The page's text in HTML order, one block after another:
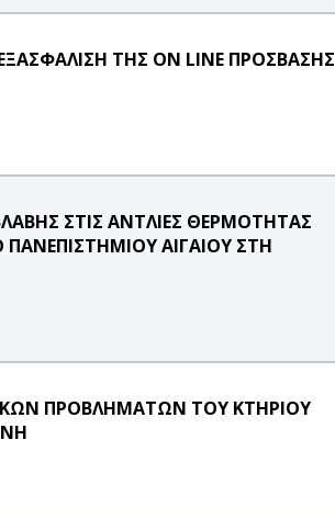
ΤΗΣ ON LINE ΠΡΟΣΒΑΣΗΣ
ΣΤΙΣ ΑΝΤΛΙΕΣ ΘΕΡΜΟΤΗΤΑΣ
ΑΙΓΑΙΟΥ ΣΤΗ
ΠΡΟΒΛΗΜΑΤΩΝ ΤΟΥ ΚΤΗΡΙΟΥ